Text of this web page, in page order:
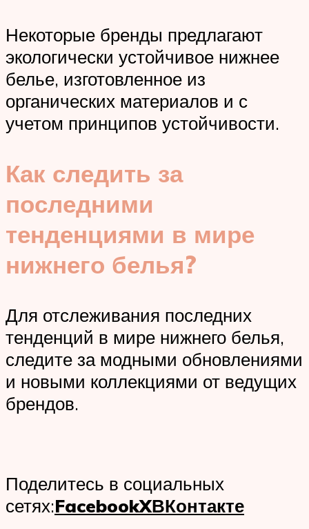
Некоторые бренды предлагают
экологически устойчивое нижнее
белье, изготовленное из
органических материалов и с
учетом принципов устойчивости.
Как следить за
последними
тенденциями в мире
нижнего белья?
Для отслеживания последних
тенденций в мире нижнего белья,
следите за модными обновлениями
и новыми коллекциями от ведущих
брендов.
Поделитесь в социальных
сетях:FacebookXВКонтакте